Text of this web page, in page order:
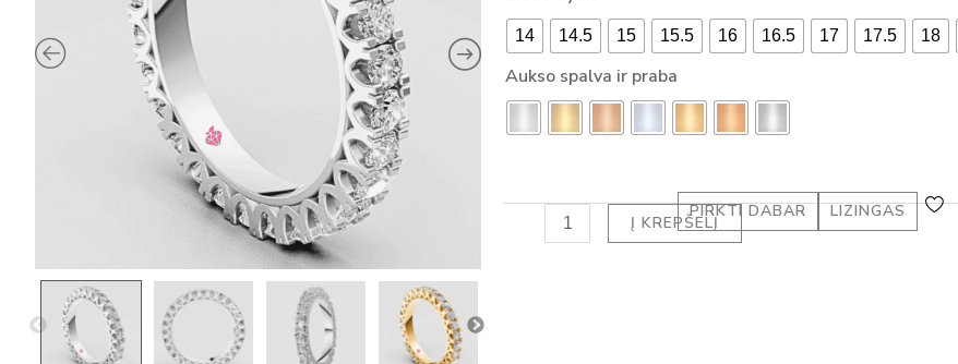
-
a
14 14.5 15 15.5 16 16.5 17 17.5 18
Aukso spalva ir praba
DEIMANTAIS
DEIMANTINĖ
(1.50
Į KREPŠELĮ
PIRKTI DABAR LIZINGAS